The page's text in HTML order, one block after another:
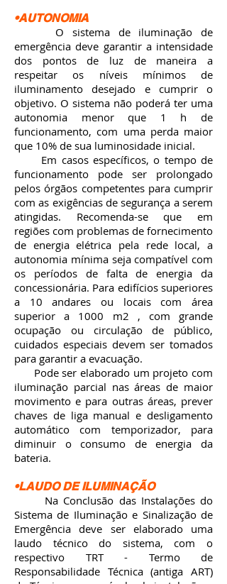
•AUTONOMIA
O sistema de iluminação de
emergência deve garantir a intensidade
dos pontos de luz de maneira a
respeitar os níveis mínimos de
iluminamento desejado e cumprir o
objetivo. O sistema não poderá ter uma
autonomia menor que 1 h de
funcionamento, com uma perda maior
que 10% de sua luminosidade inicial.
Em casos específicos, o tempo de
funcionamento pode ser prolongado
pelos órgãos competentes para cumprir
com as exigências de segurança a serem
atingidas. Recomenda-se que em
regiões com problemas de fornecimento
de energia elétrica pela rede local, a
autonomia mínima seja compatível com
os períodos de falta de energia da
concessionária. Para edifícios superiores
a 10 andares ou locais com área
superior a 1000 m2 , com grande
ocupação ou circulação de público,
cuidados especiais devem ser tomados
para garantir a evacuação.
Pode ser elaborado um projeto com
iluminação parcial nas áreas de maior
movimento e para outras áreas, prever
chaves de liga manual e desligamento
automático com temporizador, para
diminuir o consumo de energia da
bateria.
•LAUDO DE ILUMINAÇÃO
Na Conclusão das Instalações do
Sistema de Iluminação e Sinalização de
Emergência deve ser elaborado uma
laudo técnico do sistema, com o
respectivo TRT - Termo de
Responsabilidade Técnica (antiga ART)